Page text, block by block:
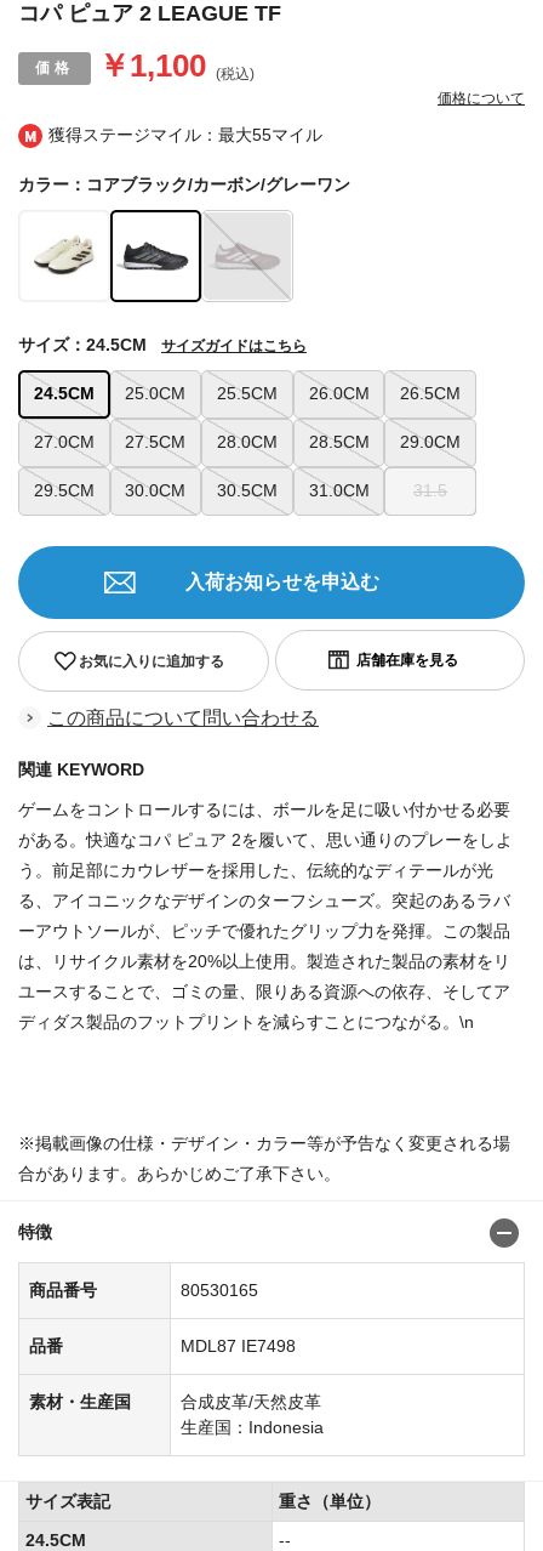
獲得ステージマイル：最大55マイル
コパ ピュア 2 LEAGUE TF
￥1,100 (税込)
価格について
カラー：コアブラック/カーボン/グレーワン
24.5CM 25.0CM 25.5CM 26.0CM 26.5CM
27.0CM 27.5CM 28.0CM 28.5CM 29.0CM
29.5CM 30.0CM 30.5CM 31.0CM 31.5
サイズ：24.5CM サイズガイドはこちら
お気に入りに追加する
入荷お知らせを申込む
この商品について問い合わせる
関連 KEYWORD
ゲームをコントロールするには、ボールを足に吸い付かせる必要
がある。快適なコパ ピュア 2を履いて、思い通りのプレーをしよ
う。前足部にカウレザーを採用した、伝統的なディテールが光
る、アイコニックなデザインのターフシューズ。突起のあるラバ
ーアウトソールが、ピッチで優れたグリップ力を発揮。この製品
は、リサイクル素材を20%以上使用。製造された製品の素材をリ
ユースすることで、ゴミの量、限りある資源への依存、そしてア
ディダス製品のフットプリントを減らすことにつながる。\n
※掲載画像の仕様・デザイン・カラー等が予告なく変更される場
合があります。あらかじめご了承下さい。
特徴
商品番号 80530165
品番 MDL87 IE7498
素材・生産国
合成皮革/天然皮革
生産国：Indonesia
サイズ表記
重さ（単位）
24.5CM
--